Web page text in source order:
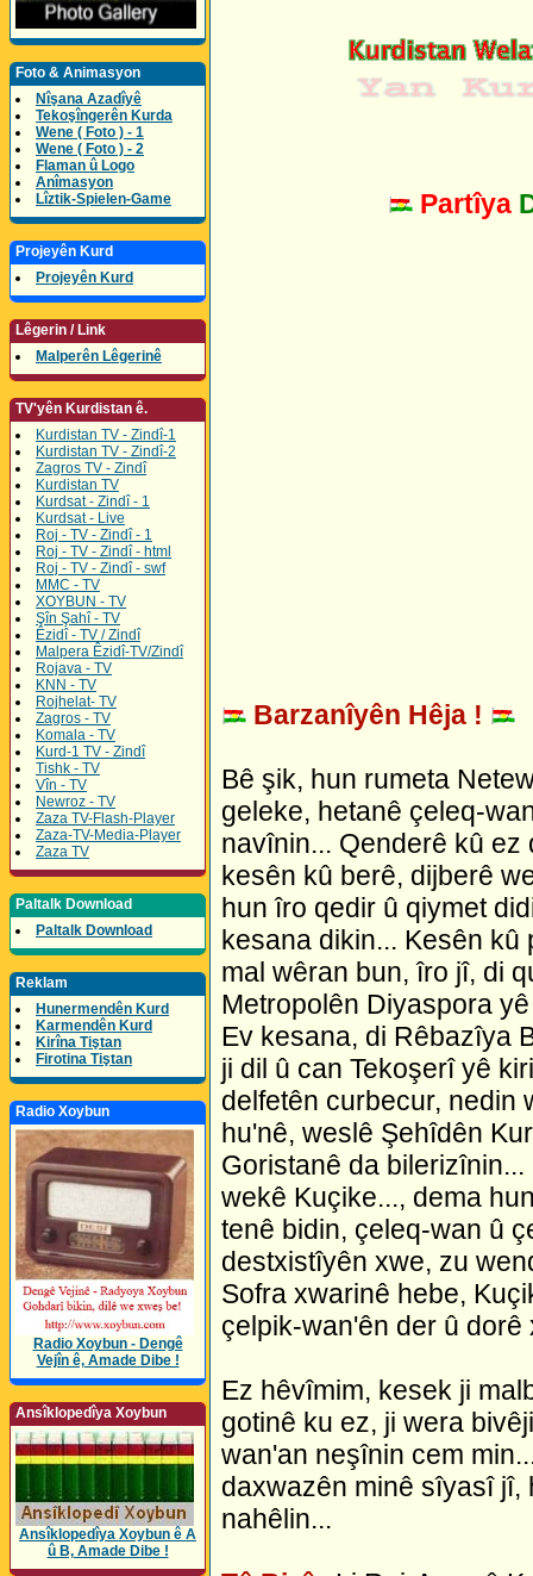
Foto & Animasyon
Nîşana Azadîyê
Tekoşîngerên Kurda
Wene ( Foto ) - 1
Wene ( Foto ) - 2
Flaman û Logo
Anîmasyon
Lîztik-Spielen-Game
Projeyên Kurd
Projeyên Kurd
Lêgerin / Link
Malperên Lêgerinê
TV'yên Kurdistan ê.
Kurdistan TV - Zindî-1
Kurdistan TV - Zindî-2
Zagros TV - Zindî
Kurdistan TV
Kurdsat - Zindî - 1
Kurdsat - Live
Roj - TV - Zindî - 1
Roj - TV - Zindî - html
Roj - TV - Zindî - swf
MMC - TV
XOYBUN - TV
Şîn Şahî - TV
Êzidî - TV / Zindî
Malpera Êzidî-TV/Zindî
Rojava - TV
KNN - TV
Rojhelat- TV
Zagros - TV
Komala - TV
Kurd-1 TV - Zindî
Tishk - TV
Vîn - TV
Newroz - TV
Zaza TV-Flash-Player
Zaza-TV-Media-Player
Zaza TV
Paltalk Download
Paltalk Download
Reklam
Hunermendên Kurd
Karmendên Kurd
Kirîna Tiştan
Firotina Tiştan
Radio Xoybun
Radio Xoybun - Dengê
Vejîn ê, Amade Dibe !
Ansîklopedîya Xoybun
Ansîklopedîya Xoybun ê A
û B, Amade Dibe !
Partîya
Barzanîyên Hêja !
Bê şik, hun rumeta
geleke, hetanê çeleq-
navînin... Qenderê kû
kesên kû berê, dijberê
hun îro qedir û qiymet
kesana dikin... Kesên kû
mal wêran bun, îro jî, di
Metropolên Diyaspora
Ev kesana, di Rêbazîya
ji dil û can Tekoşerî yê
delfetên curbecur, nedin
hu'nê, weslê Şehîdên
Goristanê da bilerizînin...
wekê Kuçike..., dema
tenê bidin, çeleq-wan û
destxistîyên xwe, zu
Sofra xwarinê hebe,
çelpik-wan'ên der û
Ez hêvîmim, kesek ji
gotinê ku ez, ji wera
wan'an neşînin cem
daxwazên minê sîyasî jî,
nahêlin...